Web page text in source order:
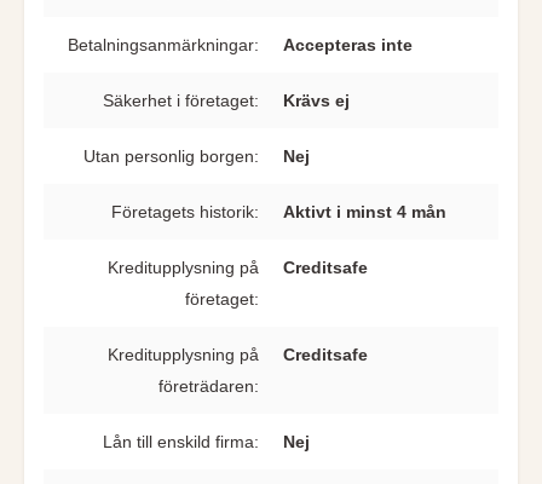
Betalningsanmärkningar: Accepteras inte
Säkerhet i företaget: Krävs ej
Utan personlig borgen: Nej
Företagets historik: Aktivt i minst 4 mån
Kreditupplysning på
företaget:
Creditsafe
Kreditupplysning på
företrädaren:
Creditsafe
Lån till enskild firma: Nej